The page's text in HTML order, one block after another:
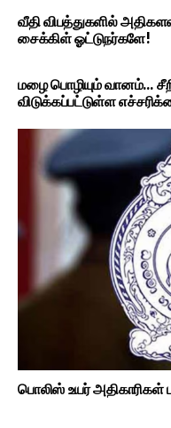
வீதி விபத்துகளில்
சைக்கிள் ஓட்டுநர்களே!
மழை பொழியும் வானம்…
விடுக்கப்பட்டுள்ள
பொலிஸ் உயர் அதிகாரிகள்